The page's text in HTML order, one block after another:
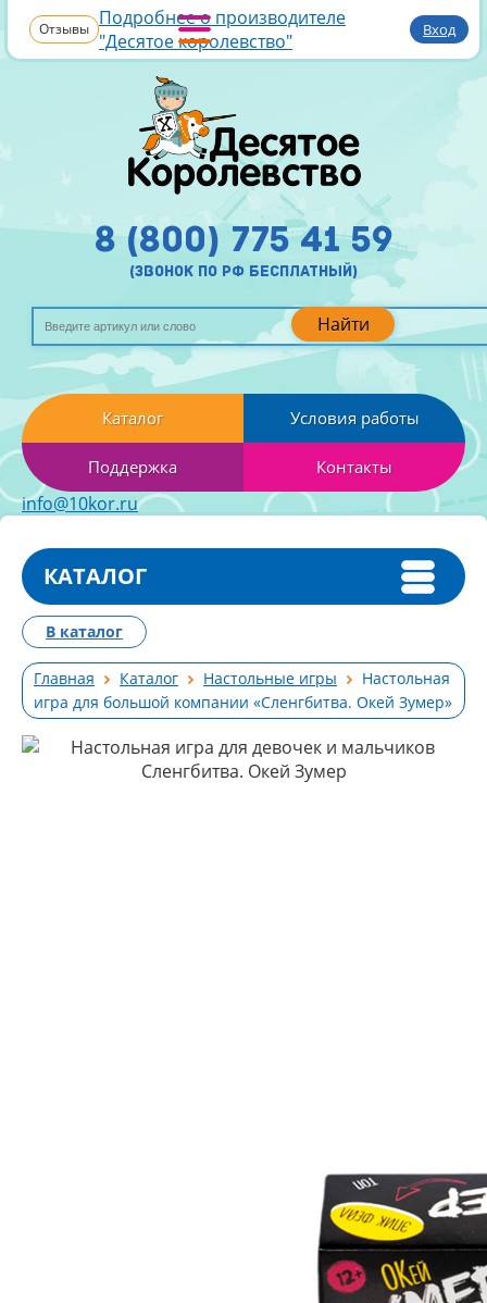
Отзывы Подробнее о производителе
"Десятое королевство"
Вход
Найти
8 (800) 775 41 59
(звонок по рф бесплатный)
Каталог Условия работы
Поддержка Контакты
info@10kor.ru
КАТАЛОГ
Главная Каталог Настольные игры
Настольная
игра для большой компании «Сленгбитва. Окей Зумер»
В каталог